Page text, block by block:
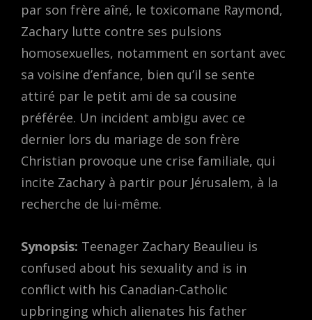
par son frère aîné, le toxicomane Raymond,
Zachary lutte contre ses pulsions
homosexuelles, notamment en sortant avec
sa voisine d’enfance, bien qu’il se sente
attiré par le petit ami de sa cousine
préférée. Un incident ambigu avec ce
dernier lors du mariage de son frère
Christian provoque une crise familiale, qui
incite Zachary à partir pour Jérusalem, à la
recherche de lui-même.
Synopsis: Teenager Zachary Beaulieu is
confused about his sexuality and is in
conflict with his Canadian-Catholic
upbringing which alienates his father